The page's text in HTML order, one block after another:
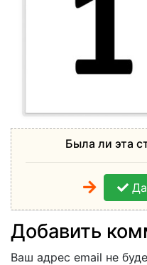
Была ли эта
Да
Добавить
Ваш адрес email не